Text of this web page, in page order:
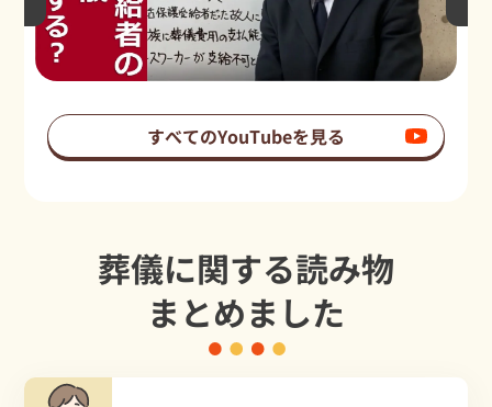
すべてのYouTubeを見る
葬儀に関する読み物
まとめました